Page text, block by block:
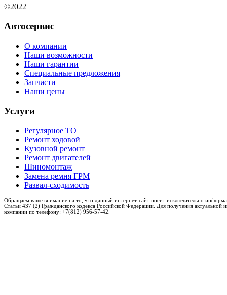
©2022
Автосервис
О компании
Наши возможности
Наши гарантии
Специальные предложения
Запчасти
Наши цены
Услуги
Регулярное ТО
Ремонт ходовой
Кузовной ремонт
Ремонт двигателей
Шиномонтаж
Замена ремня ГРМ
Развал-сходимость
Обращаем ваше внимание на то, что данный интернет-сайт носит исключительно
Статьи 437 (2) Гражданского кодекса Российской Федерации. Для получения
компании по телефону: +7(812) 956-57-42.